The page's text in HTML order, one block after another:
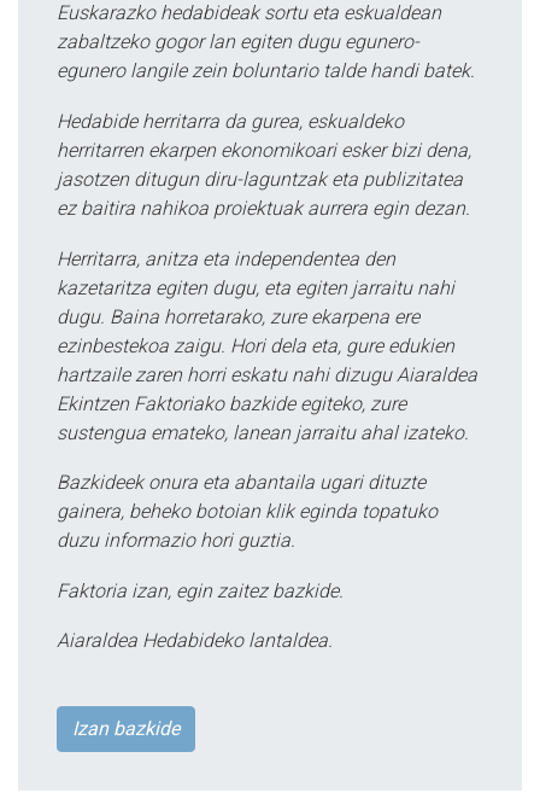
Euskarazko hedabideak sortu eta eskualdean
zabaltzeko gogor lan egiten dugu egunero-
egunero langile zein boluntario talde handi batek.
Hedabide herritarra da gurea, eskualdeko
herritarren ekarpen ekonomikoari esker bizi dena,
jasotzen ditugun diru-laguntzak eta publizitatea
ez baitira nahikoa proiektuak aurrera egin dezan.
Herritarra, anitza eta independentea den
kazetaritza egiten dugu, eta egiten jarraitu nahi
dugu. Baina horretarako, zure ekarpena ere
ezinbestekoa zaigu. Hori dela eta, gure edukien
hartzaile zaren horri eskatu nahi dizugu Aiaraldea
Ekintzen Faktoriako bazkide egiteko, zure
sustengua emateko, lanean jarraitu ahal izateko.
Bazkideek onura eta abantaila ugari dituzte
gainera, beheko botoian klik eginda topatuko
duzu informazio hori guztia.
Faktoria izan, egin zaitez bazkide.
Aiaraldea Hedabideko lantaldea.
Izan bazkide